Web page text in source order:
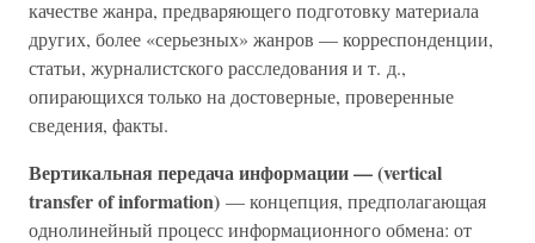
качестве жанра, предваряющего подготовку материала
других, более «серьезных» жанров — корреспонденции,
статьи, журналистского расследования и т. д.,
опирающихся только на достоверные, проверенные
сведения, факты.
Вертикальная передача информации — (vertical
transfer of information) — концепция, предполагающая
однолинейный процесс информационного обмена: от